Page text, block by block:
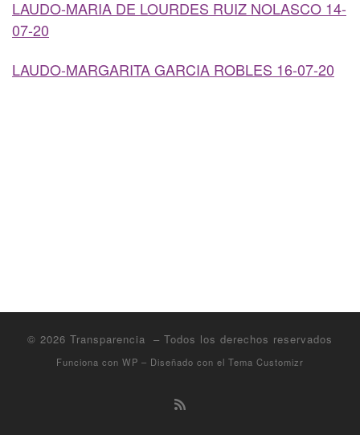
LAUDO-MARIA DE LOURDES RUIZ NOLASCO 14-
07-20
LAUDO-MARGARITA GARCIA ROBLES 16-07-20
© 2026 Transparencia – Todos los derechos reservados
Funciona con WP – Diseñado con el Tema Customizr